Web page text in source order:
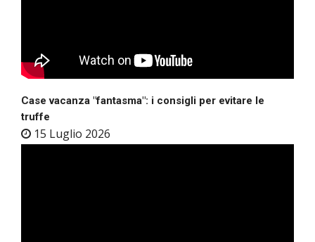
Case vacanza "fantasma": i consigli per evitare le
truffe
15 Luglio 2026